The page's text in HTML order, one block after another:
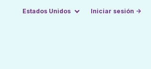
Estados Unidos Iniciar sesión →